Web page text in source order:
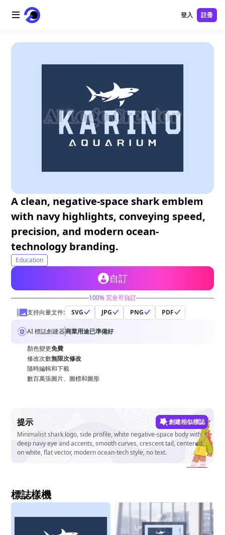
首頁
免費工具
登入 註冊
A clean, negative-space shark emblem
with navy highlights, conveying speed,
precision, and modern ocean-
technology branding.
Education
自訂
100% 完全可自訂
支持向量文件:
SVG JPG PNG PDF
AI 標誌創建器商業用途已準備好
顏色變更免費
修改次數無限次修改
隨時編輯和下載
數百萬張圖片、圖標和圖形
提示
創建相似標誌
Minimalist shark logo, side profile, white negative-space body with
deep navy eye and accents, smooth curves, crescent tail, centered
on white, flat vector, modern ocean-tech style, no text.
標誌樣機